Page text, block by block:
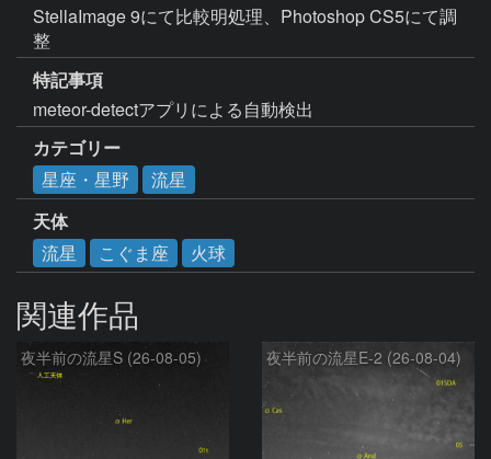
StellaImage 9にて比較明処理、Photoshop CS5にて調
整
特記事項
meteor-detectアプリによる自動検出
カテゴリー
星座・星野
流星
天体
流星
こぐま座 火球
関連作品
夜半前の流星S (26-08-05) 夜半前の流星E-2 (26-08-04)